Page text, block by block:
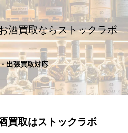
酒買取ならストックラボ
出張買取対応
買取はストックラボ